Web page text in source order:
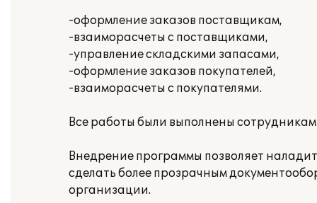
-оформление заказов поставщикам,
-взаиморасчеты с поставщиками,
-управление складскими запасами,
-оформление заказов покупателей,
-взаиморасчеты с покупателями.
Все работы были выполнены
Внедрение программы позволяет
сделать более прозрачным
организации.